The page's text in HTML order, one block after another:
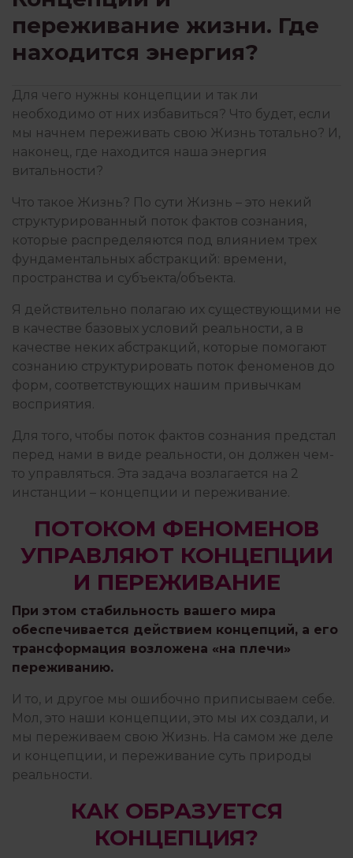
переживание жизни. Где
находится энергия?
Для чего нужны концепции и так ли
необходимо от них избавиться? Что будет, если
мы начнем переживать свою Жизнь тотально? И,
наконец, где находится наша энергия
витальности?
Что такое Жизнь? По сути Жизнь – это некий
структурированный поток фактов сознания,
которые распределяются под влиянием трех
фундаментальных абстракций: времени,
пространства и субъекта/объекта.
Я действительно полагаю их существующими не
в качестве базовых условий реальности, а в
качестве неких абстракций, которые помогают
сознанию структурировать поток феноменов до
форм, соответствующих нашим привычкам
восприятия.
Для того, чтобы поток фактов сознания предстал
перед нами в виде реальности, он должен чем-
то управляться. Эта задача возлагается на 2
инстанции – концепции и переживание.
ПОТОКОМ ФЕНОМЕНОВ
УПРАВЛЯЮТ КОНЦЕПЦИИ
И ПЕРЕЖИВАНИЕ
При этом стабильность вашего мира
обеспечивается действием концепций, а его
трансформация возложена «на плечи»
переживанию.
И то, и другое мы ошибочно приписываем себе.
Мол, это наши концепции, это мы их создали, и
мы переживаем свою Жизнь. На самом же деле
и концепции, и переживание суть природы
реальности.
КАК ОБРАЗУЕТСЯ
КОНЦЕПЦИЯ?
КОНЦЕПЦИИ
КРИЗИСЫ И ТРАВМЫ
ЛИТЕРАТУРА
ОТНОШЕНИЯ
ПОИСК СЕБЯ
ПОТРЕБНОСТИ
ПРАКТИКА ГЕШТАЛЬТ-ТЕРАПИИ
ПРИСУТСТВИЕ И ОСОЗНАВАНИЕ
ПСИХОЛОГИЯ
ПСИХОТЕРАПИЯ ПЕРЕЖИВАНИЕМ
РАБОТА С ПСИХОЛОГОМ
РОБОТА З ПСИХОЛОГОМ
СТРАХИ